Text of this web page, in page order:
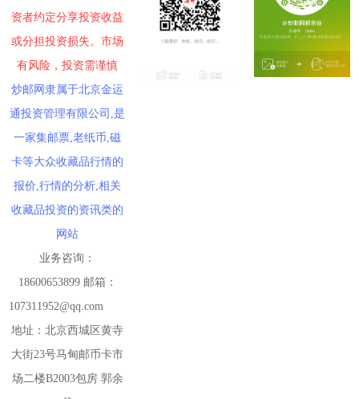
资者约定分享投资收益
或分担投资损失。市场
有风险，投资需谨慎
炒邮网隶属于北京金运
通投资管理有限公司,是
一家集邮票,老纸币,磁
卡等大众收藏品行情的
报价,行情的分析,相关
收藏品投资的资讯类的
网站
业务咨询：
18600653899 邮箱：
107311952@qq.com
地址：北京西城区黄寺
大街23号马甸邮币卡市
场二楼B2003包房 郭余